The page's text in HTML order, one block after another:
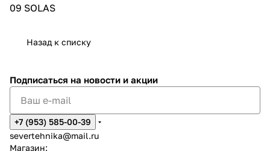
09 SOLAS
Назад к списку
Подписаться на новости и акции
+7 (953) 585-00-39
severtehnika@mail.ru
Магазин: